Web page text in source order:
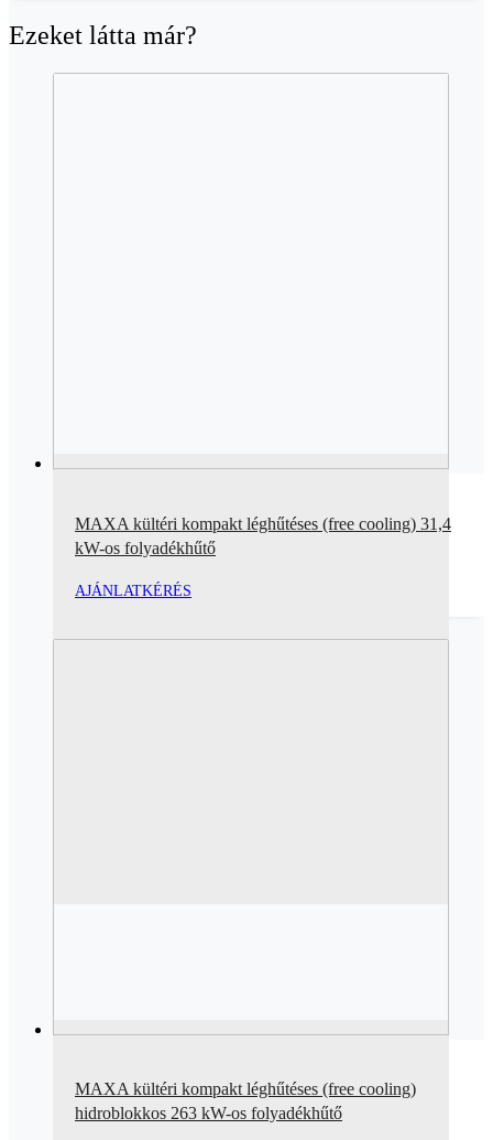
Ezeket látta már?
MAXA kültéri kompakt léghűtéses (free cooling) 31,4
kW-os folyadékhűtő
AJÁNLATKÉRÉS
MAXA kültéri kompakt léghűtéses (free cooling)
hidroblokkos 263 kW-os folyadékhűtő